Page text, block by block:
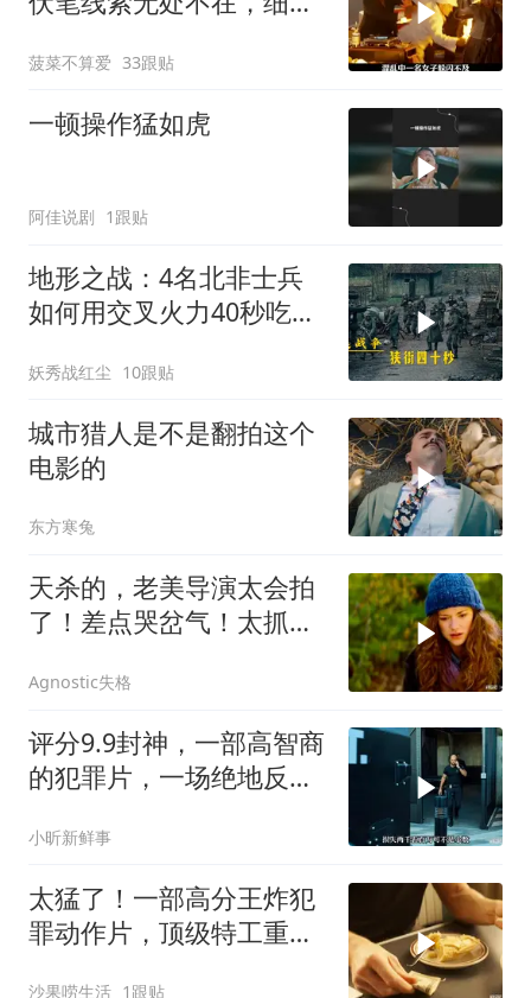
菠菜不算爱 33跟贴
一顿操作猛如虎
阿佳说剧 1跟贴
地形之战：4名北非士兵
如何用交叉火力40秒吃掉
妖秀战红尘 10跟贴
城市猎人是不是翻拍这个
电影的
东方寒兔
天杀的，老美导演太会拍
了！差点哭岔气！太抓心
Agnostic失格
评分9.9封神，一部高智商
的犯罪片，一场绝地反
小昕新鲜事
太猛了！一部高分王炸犯
罪动作片，顶级特工重出
沙果唠生活 1跟贴